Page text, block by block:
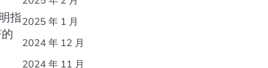
指2025 年 1 月
2024 年 12 月
2024 年 11 月